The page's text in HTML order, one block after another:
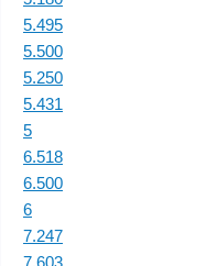
5.495
5.500
5.250
5.431
5
6.518
6.500
6
7.247